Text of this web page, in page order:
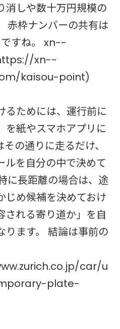
消しや数十万円規模の
赤枠ナンバーの共有は
すね。 xn--
xn--
kaisou-point)
るためには、運行前に
を紙やスマホアプリに
の通りに走るだけ、
ルを自分の中で決めて
に長距離の場合は、途
じめ候補を決めておけ
される寄り道か」を自
ります。 結論は事前の
car/u
plate-